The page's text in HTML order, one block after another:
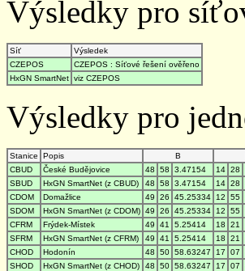
Výsledky pro
Síť
Výsledek
CZEPOS
CZEPOS : Síťové řešení ověřeno
HxGN SmartNet viz CZEPOS
Výsledky pro
Stanice Popis B
CBUD
České Budějovice 48 58 3.47154 14 28
SBUD
HxGN SmartNet (z CBUD) 48 58 3.47154 14 28
CDOM
Domažlice 49 26 45.25334 12 55
SDOM
HxGN SmartNet (z CDOM) 49 26 45.25334 12 55
CFRM
Frýdek-Místek 49 41 5.25414 18 21
SFRM
HxGN SmartNet (z CFRM) 49 41 5.25414 18 21
CHOD
Hodonín 48 50 58.63247 17 07
SHOD
HxGN SmartNet (z CHOD) 48 50 58.63247 17 07